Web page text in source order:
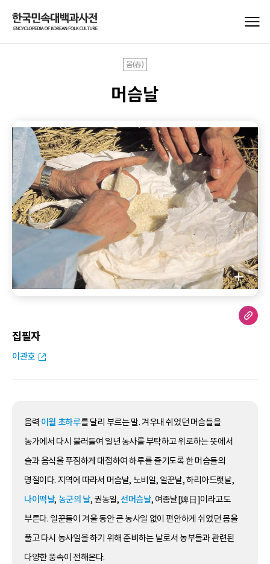
봄(春)
머슴날
집필자
이관호
음력 이월 초하루를 달리 부르는 말. 겨우내 쉬었던 머슴들을
농가에서 다시 불러들여 일년 농사를 부탁하고 위로하는 뜻에서
술과 음식을 푸짐하게 대접하여 하루를 즐기도록 한 머슴들의
명절이다. 지역에 따라서 머슴날, 노비일, 일꾼날, 하리아드랫날,
나이떡날, 농군의 날, 권농일,선머슴날, 여종날[婢日]이라고도
부른다. 일꾼들이 겨울 동안 큰 농사일 없이 편안하게 쉬었던 몸을
풀고 다시 농사일을 하기 위해 준비하는 날로서 농부들과 관련된
다양한 풍속이 전해온다.